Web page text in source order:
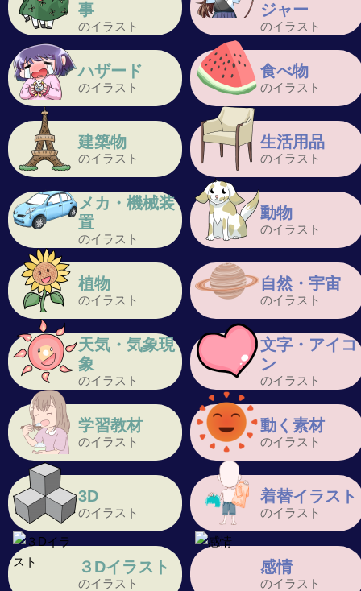
事
のイラスト
ジャー
のイラスト
ハザード
のイラスト
食べ物
のイラスト
建築物
のイラスト
生活用品
のイラスト
メカ・機械装
置
のイラスト
動物
のイラスト
植物
のイラスト
自然・宇宙
のイラスト
天気・気象現
象
のイラスト
文字・アイコ
ン
のイラスト
学習教材
のイラスト
動く素材
のイラスト
3D
のイラスト
着替イラスト
のイラスト
３Dイラスト
のイラスト
感情
のイラスト